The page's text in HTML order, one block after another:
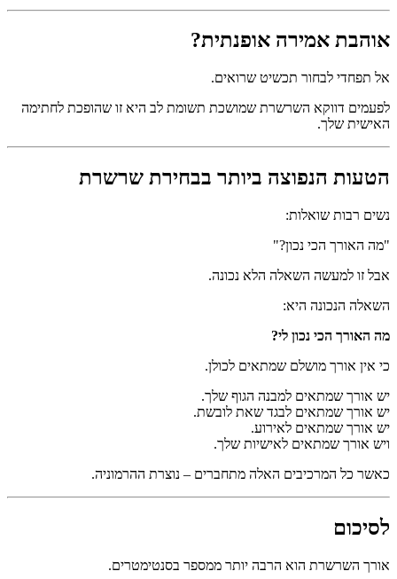
אוהבת אמירה אופנתית?
אל תפחדי לבחור תכשיט שרואים.
לפעמים דווקא השרשרת שמושכת תשומת לב היא זו שהופכת לחתימה
האישית שלך.
הטעות הנפוצה ביותר בבחירת שרשרת
נשים רבות שואלות:
"מה האורך הכי נכון?"
אבל זו למעשה השאלה הלא נכונה.
השאלה הנכונה היא:
מה האורך הכי נכון לי?
כי אין אורך מושלם שמתאים לכולן.
יש אורך שמתאים למבנה הגוף שלך.
יש אורך שמתאים לבגד שאת לובשת.
יש אורך שמתאים לאירוע.
ויש אורך שמתאים לאישיות שלך.
כאשר כל המרכיבים האלה מתחברים – נוצרת ההרמוניה.
לסיכום
אורך השרשרת הוא הרבה יותר ממספר בסנטימטרים.